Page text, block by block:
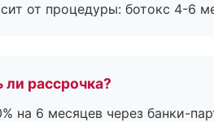
от процедуры: ботокс 4-6
ли рассрочка?
на 6 месяцев через банки-